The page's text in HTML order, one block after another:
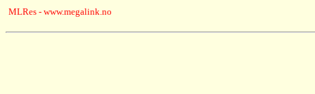
MLRes - www.megalink.no